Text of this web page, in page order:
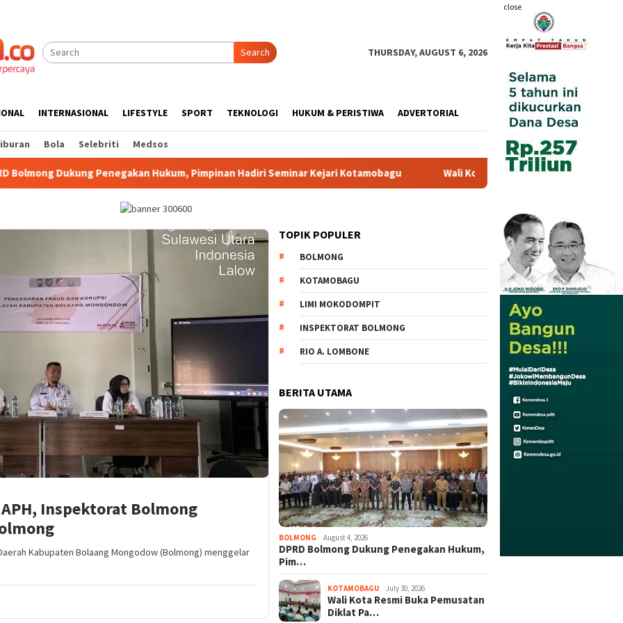
close
Search THURSDAY, AUGUST 6, 2026
INTERNASIONAL LIFESTYLE SPORT TEKNOLOGI HUKUM & PERISTIWA ADVERTORIAL
Bola Selebriti Medsos
Penegakan Hukum, Pimpinan Hadiri Seminar Kejari Kotamobagu Wali Kota Resmi Buka Pemusatan Diklat Paskibraka di
Inspektorat Bolmong
Kabupaten Bolaang Mongodow (Bolmong) menggelar
TOPIK POPULER
BOLMONG
KOTAMOBAGU
LIMI MOKODOMPIT
INSPEKTORAT BOLMONG
RIO A. LOMBONE
BERITA UTAMA
BOLMONG August 4, 2026
DPRD Bolmong Dukung Penegakan Hukum,
Pim…
KOTAMOBAGU July 30, 2026
Wali Kota Resmi Buka Pemusatan
Diklat Pa…